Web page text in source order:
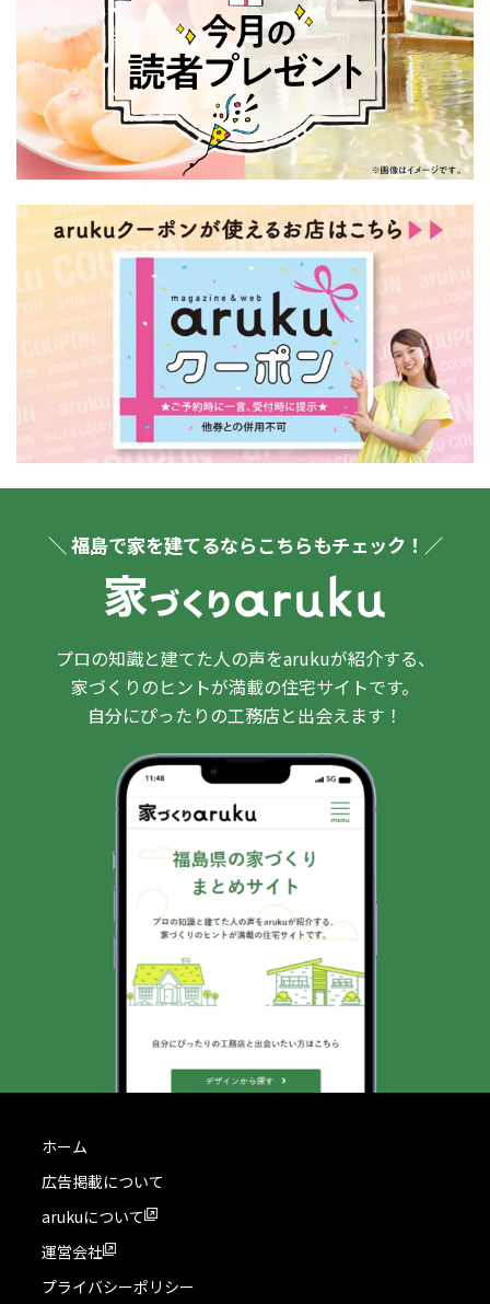
＼ 福島で家を建てるならこちらもチェック！／
プロの知識と建てた人の声をarukuが紹介する、
家づくりのヒントが満載の住宅サイトです。
自分にぴったりの工務店と出会えます！
ホーム
広告掲載について
arukuについて
運営会社
プライバシーポリシー